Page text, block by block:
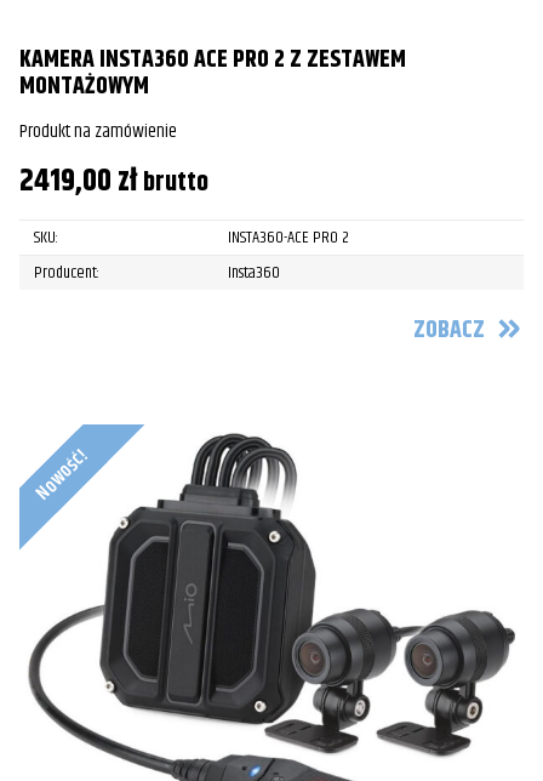
KAMERA INSTA360 ACE PRO 2 Z ZESTAWEM
MONTAŻOWYM
Produkt na zamówienie
2419,00złbrutto
SKU:
INSTA360-ACE PRO 2
Producent:
Insta360
ZOBACZ
Nowość!